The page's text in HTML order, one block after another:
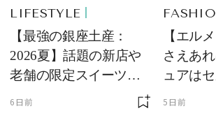
LIFESTYLE
【最強の銀座土産：
2026夏】話題の新店や
老舗の限定スイーツを
ゲット【＃SPURおやつ
6日前
【エル
さえあ
ュアは
5日前